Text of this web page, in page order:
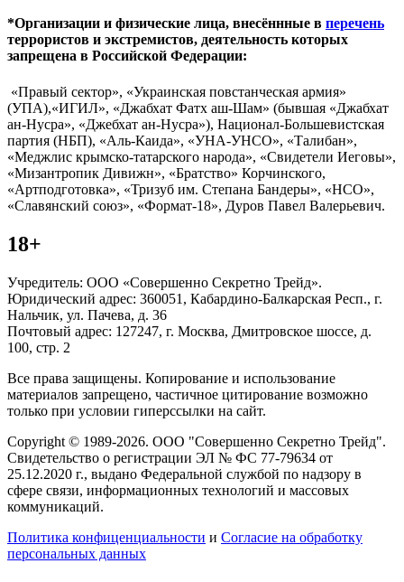
*Организации и физические лица, внесённные в перечень
террористов и экстремистов, деятельность которых
запрещена в Российской Федерации:
«Правый сектор», «Украинская повстанческая армия»
(УПА),«ИГИЛ», «Джабхат Фатх аш-Шам» (бывшая «Джабхат
ан-Нусра», «Джебхат ан-Нусра»), Национал-Большевистская
партия (НБП), «Аль-Каида», «УНА-УНСО», «Талибан»,
«Меджлис крымско-татарского народа», «Свидетели Иеговы»,
«Мизантропик Дивижн», «Братство» Корчинского,
«Артподготовка», «Тризуб им. Степана Бандеры», «НСО»,
«Славянский союз», «Формат-18», Дуров Павел Валерьевич.
18+
Учредитель: ООО «Совершенно Секретно Трейд».
Юридический адрес: 360051, Кабардино-Балкарская Респ., г.
Нальчик, ул. Пачева, д. 36
Почтовый адрес: 127247, г. Москва, Дмитровское шоссе, д.
100, стр. 2
Все права защищены. Копирование и использование
материалов запрещено, частичное цитирование возможно
только при условии гиперссылки на сайт.
Copyright © 1989-2026. ООО "Совершенно Секретно Трейд".
Свидетельство о регистрации ЭЛ № ФС 77-79634 от
25.12.2020 г., выдано Федеральной службой по надзору в
сфере связи, информационных технологий и массовых
коммуникаций.
Политика конфиценциальности и Согласие на обработку
персональных данных